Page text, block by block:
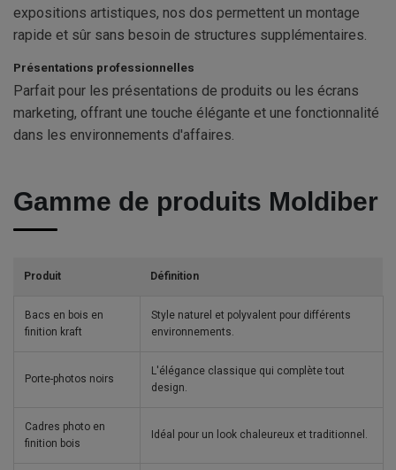
expositions artistiques, nos dos permettent un montage
rapide et sûr sans besoin de structures supplémentaires.
Présentations professionnelles
Parfait pour les présentations de produits ou les écrans
marketing, offrant une touche élégante et une fonctionnalité
dans les environnements d'affaires.
Gamme de produits Moldiber
Produit Définition
Bacs en bois en
finition kraft
Style naturel et polyvalent pour différents
environnements.
Porte-photos noirs
L'élégance classique qui complète tout
design.
Cadres photo en
finition bois
Idéal pour un look chaleureux et traditionnel.